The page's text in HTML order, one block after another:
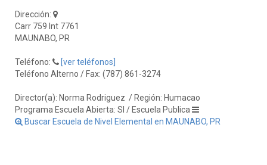
Dirección:
Carr 759 Int 7761
MAUNABO, PR
Teléfono:
[ver teléfonos]
Teléfono Alterno / Fax: (787) 861-3274
Director(a): Norma Rodriguez / Región: Humacao
Programa Escuela Abierta: SI / Escuela Publica
Buscar Escuela de Nivel Elemental en MAUNABO, PR